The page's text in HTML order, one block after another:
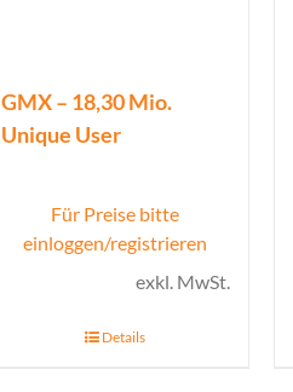
GMX – 18,30 Mio.
Unique User
Für Preise bitte
einloggen/registrieren
exkl. MwSt.
Details